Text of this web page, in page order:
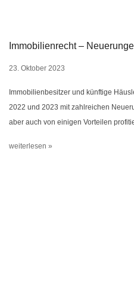
Immobilienrecht –
23. Oktober 2023
Immobilienbesitzer und künftige
2022 und 2023 mit zahlreichen
aber auch von einigen Vorteilen
weiterlesen »